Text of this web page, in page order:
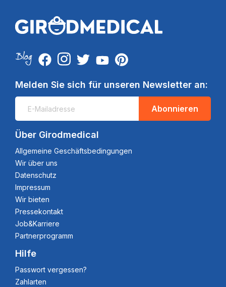
Melden Sie sich für unseren Newsletter an:
Abonnieren
Über Girodmedical
Allgemeine Geschäftsbedingungen
Wir über uns
Datenschutz
Impressum
Wir bieten
Pressekontakt
Job&Karriere
Partnerprogramm
Hilfe
Passwort vergessen?
Zahlarten